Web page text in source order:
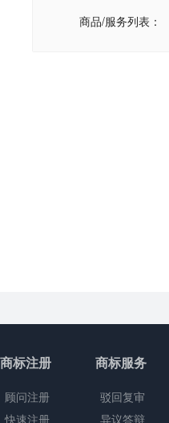
商品/服务列表：
商标注册
顾问注册
快速注册
商标服务
驳回复审
异议答辩